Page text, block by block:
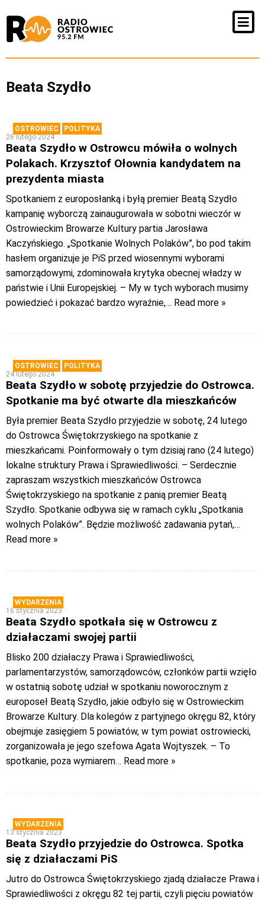
Beata Szydło
OSTROWIEC
POLITYKA
26 lutego 2024
Beata Szydło w Ostrowcu mówiła o wolnych
Polakach. Krzysztof Ołownia kandydatem na
prezydenta miasta
Spotkaniem z europosłanką i byłą premier Beatą Szydło
kampanię wyborczą zainaugurowała w sobotni wieczór w
Ostrowieckim Browarze Kultury partia Jarosława
Kaczyńskiego. „Spotkanie Wolnych Polaków”, bo pod takim
hasłem organizuje je PiS przed wiosennymi wyborami
samorządowymi, zdominowała krytyka obecnej władzy w
państwie i Unii Europejskiej. – My w tych wyborach musimy
powiedzieć i pokazać bardzo wyraźnie,… Read more »
OSTROWIEC
POLITYKA
24 lutego 2024
Beata Szydło w sobotę przyjedzie do Ostrowca.
Spotkanie ma być otwarte dla mieszkańców
Była premier Beata Szydło przyjedzie w sobotę, 24 lutego
do Ostrowca Świętokrzyskiego na spotkanie z
mieszkańcami. Poinformowały o tym dzisiaj rano (24 lutego)
lokalne struktury Prawa i Sprawiedliwości. – Serdecznie
zapraszam wszystkich mieszkańców Ostrowca
Świętokrzyskiego na spotkanie z panią premier Beatą
Szydło. Spotkanie odbywa się w ramach cyklu „Spotkania
wolnych Polaków”. Będzie możliwość zadawania pytań,…
Read more »
WYDARZENIA
16 stycznia 2023
Beata Szydło spotkała się w Ostrowcu z
działaczami swojej partii
Blisko 200 działaczy Prawa i Sprawiedliwości,
parlamentarzystów, samorządowców, członków partii wzięło
w ostatnią sobotę udział w spotkaniu noworocznym z
europoseł Beatą Szydło, jakie odbyło się w Ostrowieckim
Browarze Kultury. Dla kolegów z partyjnego okręgu 82, który
obejmuje zasięgiem 5 powiatów, w tym powiat ostrowiecki,
zorganizowała je jego szefowa Agata Wojtyszek. – To
spotkanie, poza wymiarem… Read more »
WYDARZENIA
13 stycznia 2023
Beata Szydło przyjedzie do Ostrowca. Spotka
się z działaczami PiS
Jutro do Ostrowca Świętokrzyskiego zjadą działacze Prawa i
Sprawiedliwości z okręgu 82 tej partii, czyli pięciu powiatów